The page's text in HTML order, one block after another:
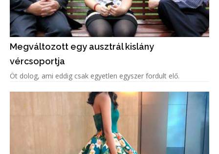
Megváltozott egy ausztrál kislány
vércsoportja
Öt dolog, ami eddig csak egyetlen egyszer fordult elő.